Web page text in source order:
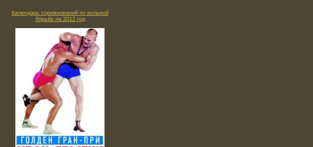
Календарь соревнований по вольной
борьбе на 2012 год